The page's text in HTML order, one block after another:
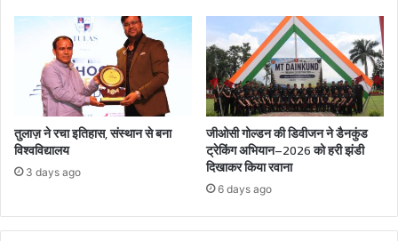
तुलाज़ ने रचा इतिहास, संस्थान से बना
विश्वविद्यालय
3 days ago
जीओसी गोल्डन की डिवीजन ने डैनकुंड
ट्रेकिंग अभियान–2026 को हरी झंडी
दिखाकर किया रवाना
6 days ago